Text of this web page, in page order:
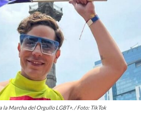
Marcha del Orgullo LGBT+. / Foto: TikTok